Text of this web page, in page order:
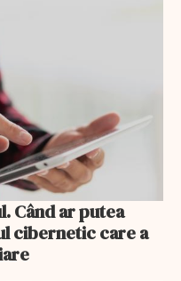
Când ar putea
cibernetic care a